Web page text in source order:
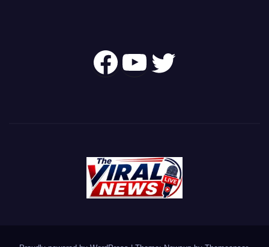
Follow Us OnYouTube
Twitter